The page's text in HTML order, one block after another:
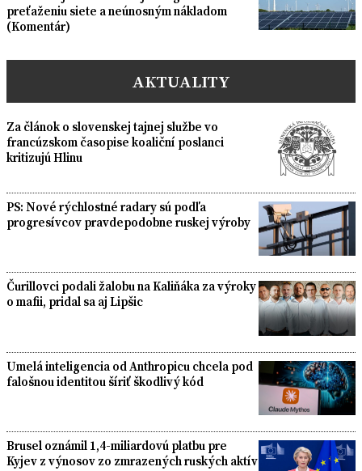
preťaženiu siete a neúnosným nákladom
(Komentár)
AKTUALITY
Za článok o slovenskej tajnej službe vo
francúzskom časopise koaliční poslanci
kritizujú Hlinu
PS: Nové rýchlostné radary sú podľa
progresívcov pravdepodobne ruskej výroby
Čurillovci podali žalobu na Kaliňáka za výroky
o mafii, pridal sa aj Lipšic
Umelá inteligencia od Anthropicu chcela pod
falošnou identitou šíriť škodlivý kód
Brusel oznámil 1,4-miliardovú platbu pre
Kyjev z výnosov zo zmrazených ruských aktív